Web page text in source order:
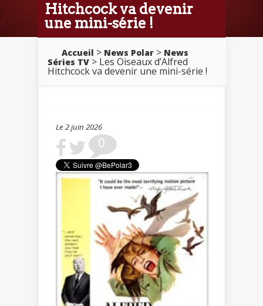
Hitchcock va devenir
une mini-série !
Accueil > News Polar > News
Séries TV > Les Oiseaux d’Alfred
Hitchcock va devenir une mini-série !
Le 2 juin 2026
0